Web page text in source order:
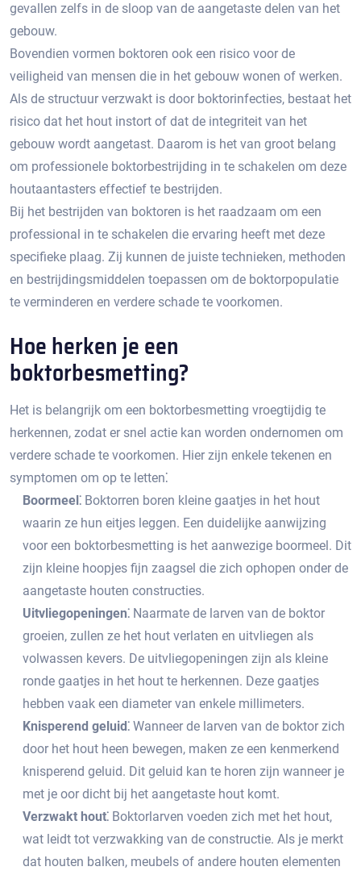
gevallen zelfs in de sloop van de aangetaste delen van het
gebouw.​
Bovendien vormen boktoren ook een risico voor de
veiligheid van mensen die in het gebouw wonen of werken.​
Als de structuur verzwakt is door boktorinfecties, bestaat het
risico dat het hout instort of dat de integriteit van het
gebouw wordt aangetast. Daarom is het van groot belang
om professionele boktorbestrijding in te schakelen om deze
houtaantasters effectief te bestrijden.​
Bij het bestrijden van boktoren is het raadzaam om een
professional in te schakelen die ervaring heeft met deze
specifieke plaag.​ Zij kunnen de juiste technieken, methoden
en bestrijdingsmiddelen toepassen om de boktorpopulatie
te verminderen en verdere schade te voorkomen.​
Hoe herken je een
boktorbesmetting?​
Het is belangrijk om een boktorbesmetting vroegtijdig te
herkennen, zodat er snel actie kan worden ondernomen om
verdere schade te voorkomen.​ Hier zijn enkele tekenen en
symptomen om op te letten⁚
Boormeel⁚ Boktorren boren kleine gaatjes in het hout
waarin ze hun eitjes leggen.​ Een duidelijke aanwijzing
voor een boktorbesmetting is het aanwezige boormeel.​ Dit
zijn kleine hoopjes fijn zaagsel die zich ophopen onder de
aangetaste houten constructies.​
Uitvliegopeningen⁚ Naarmate de larven van de boktor
groeien, zullen ze het hout verlaten en uitvliegen als
volwassen kevers.​ De uitvliegopeningen zijn als kleine
ronde gaatjes in het hout te herkennen.​ Deze gaatjes
hebben vaak een diameter van enkele millimeters.​
Knisperend geluid⁚ Wanneer de larven van de boktor zich
door het hout heen bewegen, maken ze een kenmerkend
knisperend geluid.​ Dit geluid kan te horen zijn wanneer je
met je oor dicht bij het aangetaste hout komt.​
Verzwakt hout⁚ Boktorlarven voeden zich met het hout,
wat leidt tot verzwakking van de constructie.​ Als je merkt
dat houten balken, meubels of andere houten elementen